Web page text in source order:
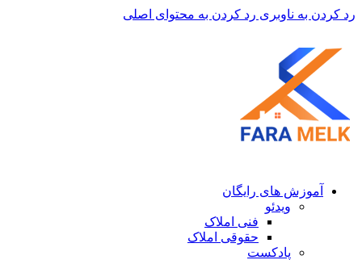
رد کردن به ناوبری رد کردن به محتوای اصلی
آموزش های رایگان
ویدئو
فنی املاک
حقوقی املاک
پادکست